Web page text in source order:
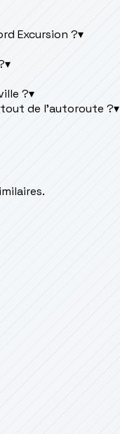
Excursion ?▾
▾
?▾
de l'autoroute ?▾